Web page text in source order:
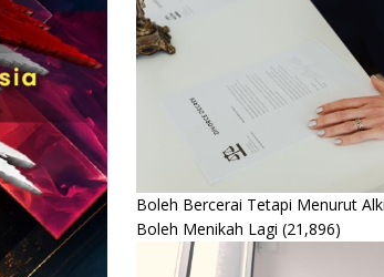
Boleh Bercerai Tetapi Menurut
Boleh Menikah Lagi (21,896)